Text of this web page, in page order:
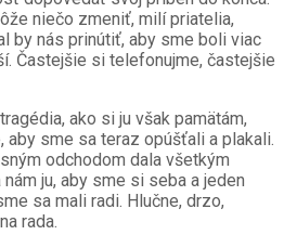
niečo zmeniť, milí priatelia,
by nás prinútiť, aby sme boli viac
Častejšie si telefonujme, častejšie
ako si ju však pamätám,
aby sme sa teraz opúšťali a plakali.
odchodom dala všetkým
ju, aby sme si seba a jeden
sa mali radi. Hlučne, drzo,
rada.